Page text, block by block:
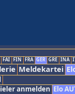
FAI FIN FRA GER GRE INA
Meldekartei
anmelden Elo